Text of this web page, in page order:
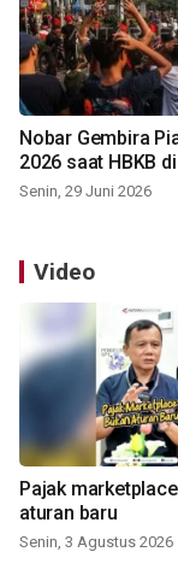
Nobar Gembira
2026 saat HBKB
Senin, 29 Juni 2026
Video
Pajak
aturan baru
Senin, 3 Agustus 2026